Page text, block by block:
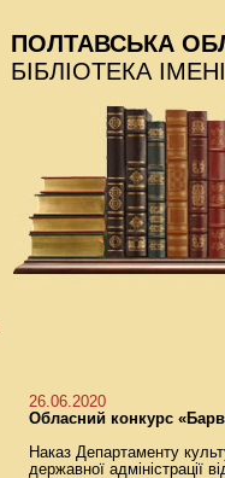
ПОЛТАВСЬКА
БІБЛІОТЕКА
26.06.2020
Обласний конкурс
Наказ Департаменту
державної адміністрації